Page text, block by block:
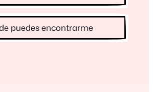
puedes encontrarme